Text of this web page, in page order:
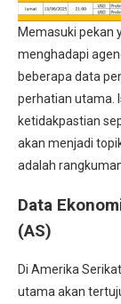
Memasuki pekan
menghadapi
beberapa data
perhatian utama.
ketidakpastian
akan menjadi
adalah
Data
(AS)
Di Amerika
utama akan